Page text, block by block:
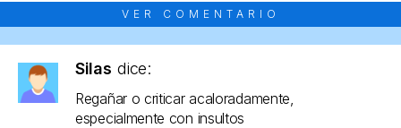
VER COMENTARIO
Silas dice:
Regañar o criticar acaloradamente,
especialmente con insultos